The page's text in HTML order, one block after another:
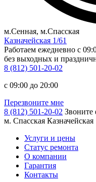
м.Сенная, м.Спасская
Казначейская 1/61
Работаем ежедневно c
без выходных и
8 (812) 501-20-02
c 09:00 до 20:00
Перезвоните мне
8 (812) 501-20-02 Звоните
м. Спасская Казначейская
Услуги и цены
Статус ремонта
О компании
Гарантия
Контакты